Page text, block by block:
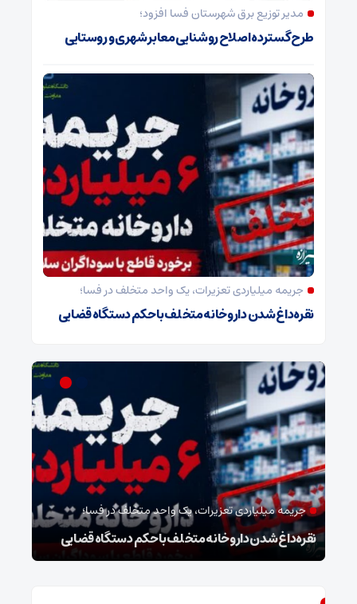
مدیر توزیع برق شهرستان فسا افزود؛
طرح گسترده اصلاح روشنایی معابر شهری و روستایی
جریمه میلیاردی تعزیرات، یک واحد متخلف در فسا؛
نقره‌داغ شدن داروخانه متخلف با حکم دستگاه قضایی
جریمه میلیاردی تعزیرات، یک واحد متخلف در فسا؛
نقره‌داغ شدن داروخانه متخلف با حکم دستگاه قضایی